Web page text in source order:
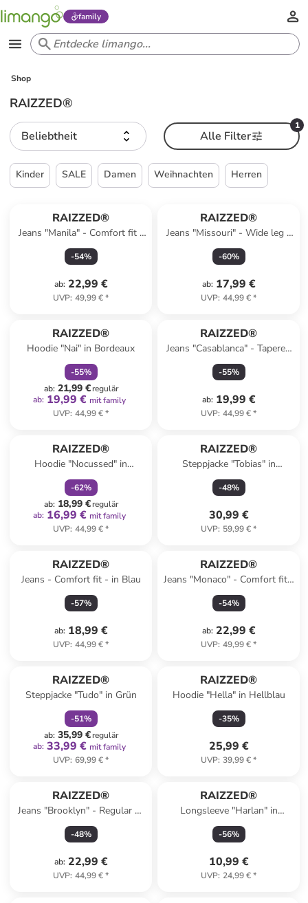
family
Shop
RAIZZED®
Beliebtheit
1
Alle Filter
Kinder SALE Damen Weihnachten Herren
RAIZZED®
Jeans "Manila" - Comfort fit -
in Hellblau
-54%
ab: 22,99 €
UVP: 49,99 €*
RAIZZED®
Jeans "Missouri" - Wide leg -
in Blau
-60%
ab: 17,99 €
UVP: 44,99 €*
RAIZZED®
Hoodie "Nai" in Bordeaux
-55%
ab: 21,99 €regulär
ab: 19,99 € mit family
UVP: 44,99 €*
RAIZZED®
Jeans "Casablanca" - Tapered
fit - in Hellblau
-55%
ab: 19,99 €
UVP: 44,99 €*
RAIZZED®
Hoodie "Nocussed" in
Hellgrau
-62%
ab: 18,99 €regulär
ab: 16,99 € mit family
UVP: 44,99 €*
RAIZZED®
Steppjacke "Tobias" in
Dunkelblau
-48%
30,99 €
UVP: 59,99 €*
RAIZZED®
Jeans - Comfort fit - in Blau
-57%
ab: 18,99 €
UVP: 44,99 €*
RAIZZED®
Jeans "Monaco" - Comfort fit -
in Grau
-54%
ab: 22,99 €
UVP: 49,99 €*
RAIZZED®
Steppjacke "Tudo" in Grün
-51%
ab: 35,99 €regulär
ab: 33,99 € mit family
UVP: 69,99 €*
RAIZZED®
Hoodie "Hella" in Hellblau
-35%
25,99 €
UVP: 39,99 €*
RAIZZED®
Jeans "Brooklyn" - Regular fit
- in Hellblau
-48%
ab: 22,99 €
UVP: 44,99 €*
RAIZZED®
Longsleeve "Harlan" in
Dunkelblau
-56%
10,99 €
UVP: 24,99 €*